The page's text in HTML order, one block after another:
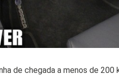
de chegada a menos de